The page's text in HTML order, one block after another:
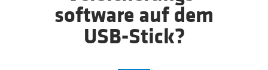
software auf dem
USB-Stick?